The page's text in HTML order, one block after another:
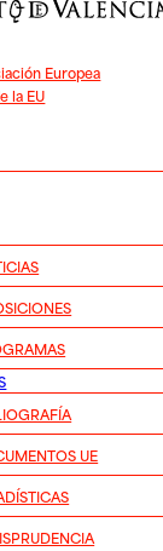
Europea
la EU
UE